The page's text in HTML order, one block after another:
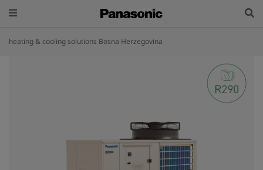
heating & cooling solutions Bosna Herzegovina